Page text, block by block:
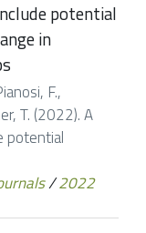
potential
in
F.,
T. (2022). A
potential
/2022